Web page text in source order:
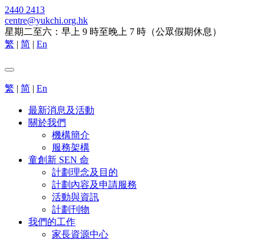
2440 2413
centre@yukchi.org.hk
星期二至六：早上 9 時至晚上 7 時（公眾假期休息）
繁 | 简 | En
繁 | 简 | En
最新消息及活動
關於我們
機構簡介
服務架構
童創新 SEN 命
計劃理念及目的
計劃內容及申請服務
活動與資訊
計劃刊物
我們的工作
家長資源中心